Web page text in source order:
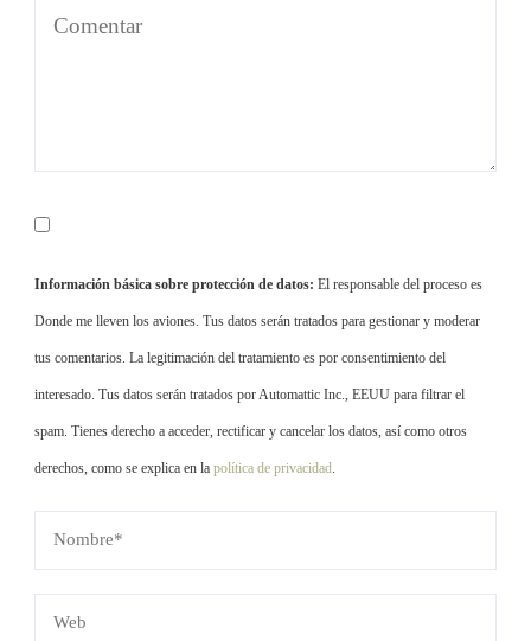
Información básica sobre protección de datos: El responsable del proceso es
Donde me lleven los aviones. Tus datos serán tratados para gestionar y moderar
tus comentarios. La legitimación del tratamiento es por consentimiento del
interesado. Tus datos serán tratados por Automattic Inc., EEUU para filtrar el
spam. Tienes derecho a acceder, rectificar y cancelar los datos, así como otros
derechos, como se explica en la política de privacidad.